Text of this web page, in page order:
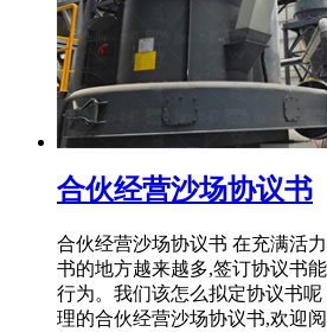
合伙经营沙场协议书
合伙经营沙场协议书 在充满活
书的地方越来越多,签订协议书
行为。我们该怎么拟定协议书
理的合伙经营沙场协议书,欢迎